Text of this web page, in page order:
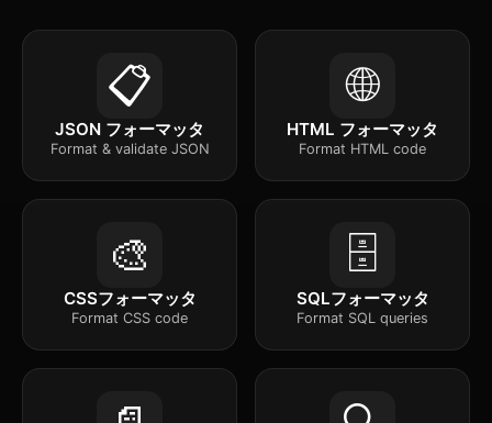
📋
JSON フォーマッタ
Format & validate JSON
🌐
HTML フォーマッタ
Format HTML code
🎨
CSSフォーマッタ
Format CSS code
🗄️
SQLフォーマッタ
Format SQL queries